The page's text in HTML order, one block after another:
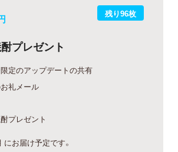
残り96枚
プレゼント
定のアップデートの共有
礼メール
プレゼント
にお届け予定です。